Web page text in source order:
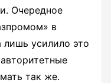
Очередное
в
лишь усилило это
так же.